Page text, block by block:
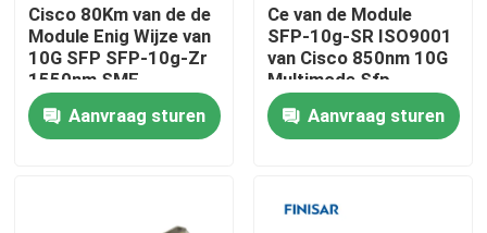
Huis
Producten
Cisco 80Km van de de
Module Enig Wijze van
10G SFP SFP-10g-Zr
1550nm SMF
Aanvraag sturen
Ce van de Module
SFP-10g-SR ISO9001
van Cisco 850nm 10G
Multimode Sfp
Aanvraag sturen